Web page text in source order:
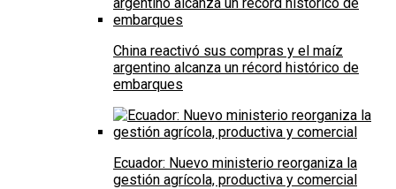
China reactivó sus compras y el maíz
argentino alcanza un récord histórico de
embarques
Ecuador: Nuevo ministerio reorganiza la
gestión agrícola, productiva y comercial